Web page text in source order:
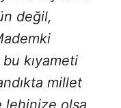
değil,
kıyameti
millet
lehinize olsa